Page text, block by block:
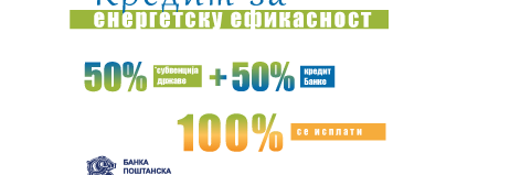
09:33:Lepa Brena pala na koncertu u Crnoj Gori! U sekundi je
završila ...
09:30:Fudbal: Super liga Srbije 2026/27, 4. kolo
Ovi fakulteti su ponovo najpopularniji, ali nisu i najtraženiji